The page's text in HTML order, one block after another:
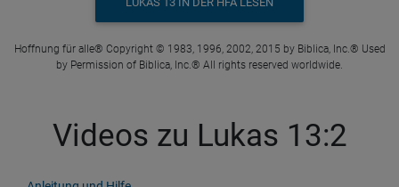
Hoffnung für alle® Copyright © 1983, 1996, 2002, 2015 by Biblica, Inc.® Used
by Permission of Biblica, Inc.® All rights reserved worldwide.
Videos zu Lukas 13:2